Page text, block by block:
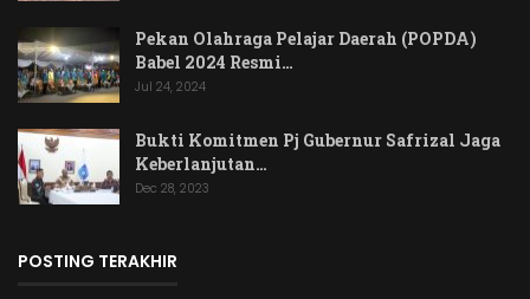
Pekan Olahraga Pelajar Daerah (POPDA)
Babel 2024 Resmi…
Jul 24, 2024
Bukti Komitmen Pj Gubernur Safrizal Jaga
Keberlanjutan…
Dec 28, 2023
POSTING TERAKHIR